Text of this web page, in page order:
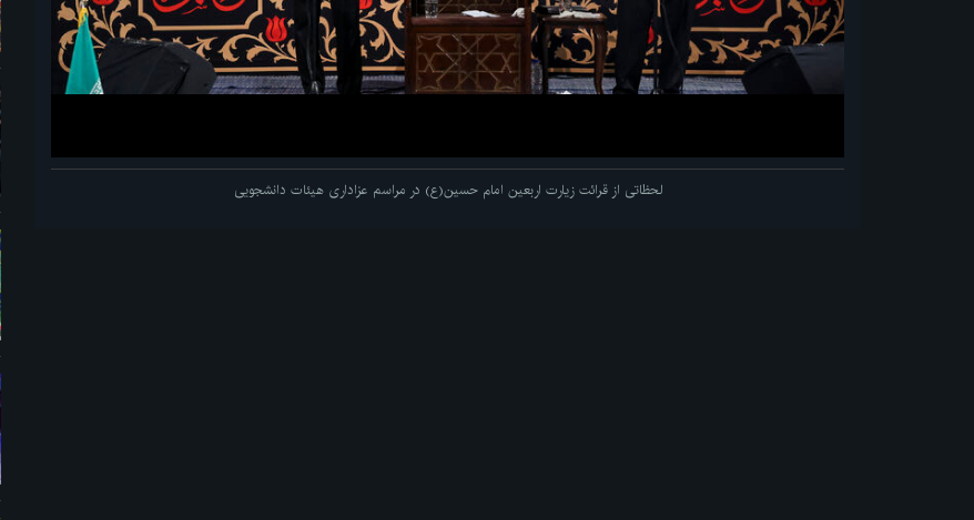
لحظاتی از قرائت زیارت اربعین امام حسین(ع) در مراسم عزاداری هیئات دانشجویی